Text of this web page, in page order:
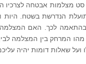
אבטחה לצרכיו
הנדרשת בשטח. היות
בהתאמה לכך. האם
המרחק בין המצלמה
ועל שאלות דומות יהיה